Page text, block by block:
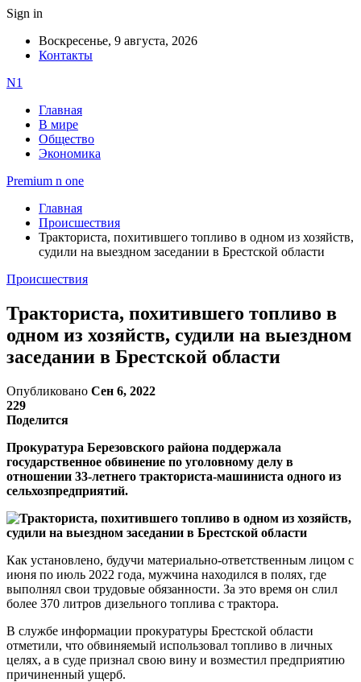
Sign in
Воскресенье, 9 августа, 2026
Контакты
N1
Главная
В мире
Общество
Экономика
Premium n one
Главная
Происшествия
Тракториста, похитившего топливо в одном из хозяйств,
судили на выездном заседании в Брестской области
Происшествия
Тракториста, похитившего топливо в
одном из хозяйств, судили на выездном
заседании в Брестской области
Опубликовано Сен 6, 2022
229
Поделится
Прокуратура Березовского района поддержала
государственное обвинение по уголовному делу в
отношении 33-летнего тракториста-машиниста одного из
сельхозпредприятий.
Как установлено, будучи материально-ответственным лицом с
июня по июль 2022 года, мужчина находился в полях, где
выполнял свои трудовые обязанности. За это время он слил
более 370 литров дизельного топлива с трактора.
В службе информации прокуратуры Брестской области
отметили, что обвиняемый использовал топливо в личных
целях, а в суде признал свою вину и возместил предприятию
причиненный ущерб.